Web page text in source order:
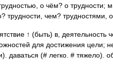
о чём? о трудности;
трудности, чем?
↑ (быть) в, деятельность
для достижения цели;
даваться (# легко. # тяжело).